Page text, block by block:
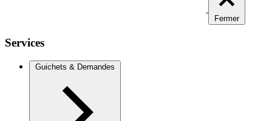
Fermer
Services
Guichets & Demandes